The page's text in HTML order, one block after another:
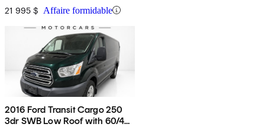
21 995 $ Affaire formidable
2016 Ford Transit Cargo 250
3dr SWB Low Roof with 60/40